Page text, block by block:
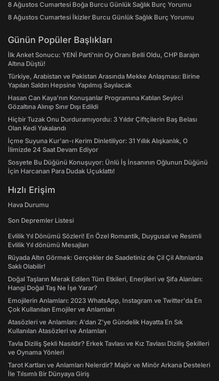
8 Ağustos Cumartesi Boğa Burcu Günlük Sağlık Burç Yorumu
8 Ağustos Cumartesi İkizler Burcu Günlük Sağlık Burç Yorumu
Günün Popüler Başlıkları
İlk Anket Sonucu: YENİ Parti'nin Oy Oranı Belli Oldu, CHP Barajın
Altına Düştü!
Türkiye, Arabistan ve Pakistan Arasında Mekke Anlaşması: Birine
Yapılan Saldırı Hepsine Yapılmış Sayılacak
Hasan Can Kaya’nın Konuşanlar Programına Katılan Seyirci
Gözaltına Alınıp Sınır Dışı Edildi
Hiçbir Tuzak Onu Durduramıyordu: 3 Yıldır Çiftçilerin Baş Belası
Olan Kedi Yakalandı
İçme Suyuna Kur'an-ı Kerim Dinletiliyor: 31 Yıllık Alışkanlık, O
İlimizde 24 Saat Devam Ediyor
Sosyete Bu Düğünü Konuşuyor: Ünlü İş İnsanının Oğlunun Düğünü
İçin Harcanan Para Dudak Uçuklattı!
Hızlı Erişim
Hava Durumu
Son Depremler Listesi
Evlilik Yıl Dönümü Sözleri! En Özel Romantik, Duygusal ve Resimli
Evlilik Yıl dönümü Mesajları
Rüyada Altın Görmek: Gerçekler de Saadetiniz de Çil Çil Altınlarda
Saklı Olabilir!
Doğal Taşların Merak Edilen Tüm Etkileri, Enerjileri ve Şifa Alanları:
Hangi Doğal Taş Ne İşe Yarar?
Emojilerin Anlamları: 2023 WhatsApp, Instagram ve Twitter'da En
Çok Kullanılan Emojiler ve Anlamları
Atasözleri ve Anlamları: A'dan Z'ye Gündelik Hayatta En Sık
Kullanılan Atasözleri ve Anlamları
Tavla Diziliş Şekli Nasıldır? Erkek Tavlası ve Kız Tavlası Diziliş Şekilleri
ve Oynama Yönleri
Tarot Kartları ve Anlamları Nelerdir? Majör ve Minör Arkana Desteleri
İle Tılsımlı Bir Dünyaya Giriş